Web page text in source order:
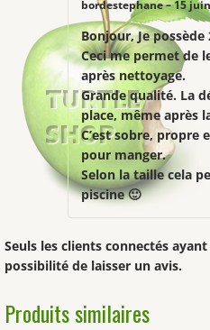
bordestephane– 15
Bonjour, Je
Ceci me permet de
après nettoyage.
Grande qualité. La
place, même après
C’est sobre,
pour manger.
Selon la taille cela
piscine 🙂
Seuls les clients connectés
possibilité de laisser un avis.
Produits similaires